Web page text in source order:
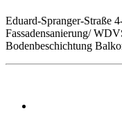
Eduard-Spranger-Straße
Fassadensanierung/
Bodenbeschichtung